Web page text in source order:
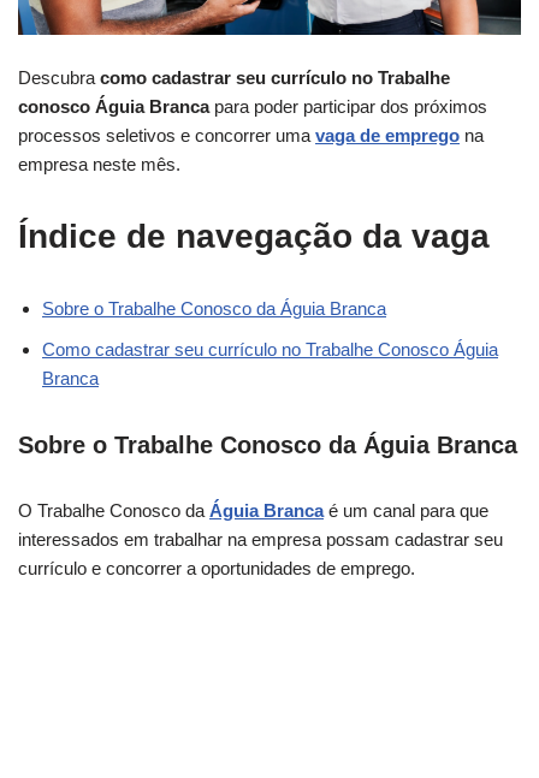
Descubra como cadastrar seu currículo no Trabalhe
conosco Águia Brancapara poder participar dos próximos
processos seletivos e concorrer uma vaga de emprego na
empresa neste mês.
Índice de navegação da vaga
Sobre o Trabalhe Conosco da Águia Branca
Como cadastrar seu currículo no Trabalhe Conosco Águia
Branca
Sobre o Trabalhe Conosco da Águia Branca
O Trabalhe Conosco da Águia Brancaé um canal para que
interessados em trabalhar na empresa possam cadastrar seu
currículo e concorrer a oportunidades de emprego.